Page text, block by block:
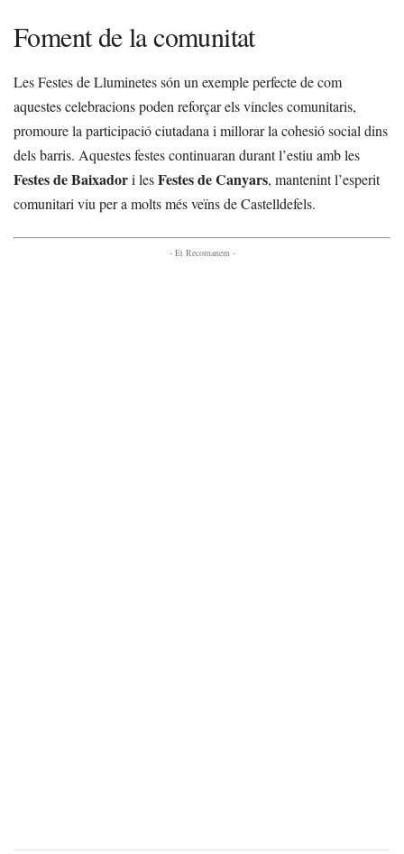
Foment de la comunitat
Les Festes de Lluminetes són un exemple perfecte de com
aquestes celebracions poden reforçar els vincles comunitaris,
promoure la participació ciutadana i millorar la cohesió social dins
dels barris. Aquestes festes continuaran durant l’estiu amb les
Festes de Baixadori lesFestes de Canyars, mantenint l’esperit
comunitari viu per a molts més veïns de Castelldefels.
- Et Recomanem -